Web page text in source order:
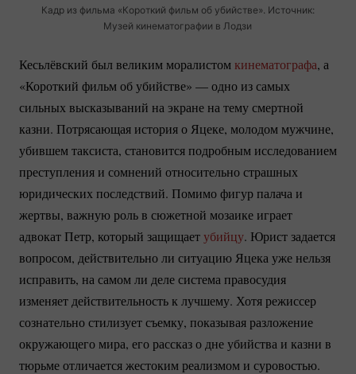
Кадр из фильма «Короткий фильм об убийстве». Источник:
Музей кинематографии в Лодзи
Кесьлёвский был великим моралистом кинематографа, а
«Короткий фильм об убийстве» — одно из самых
сильных высказываний на экране на тему смертной
казни. Потрясающая история о Яцеке, молодом мужчине,
убившем таксиста, становится подробным исследованием
преступления и сомнений относительно страшных
юридических последствий. Помимо фигур палача и
жертвы, важную роль в сюжетной мозаике играет
адвокат Петр, который защищаетубийцу. Юрист задается
вопросом, действительно ли ситуацию Яцека уже нельзя
исправить, на самом ли деле система правосудия
изменяет действительность к лучшему. Хотя режиссер
сознательно стилизует съемку, показывая разложение
окружающего мира, его рассказ о дне убийства и казни в
тюрьме отличается жестоким реализмом и суровостью.